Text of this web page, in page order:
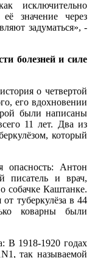
исключительно
значение через
задуматься», -
болезней и силе
о четвертой
его вдохновении
были написаны
11 лет. Два из
который
опасность: Антон
писатель и врач,
собачке Каштанке.
туберкулёза в 44
коварны были
В 1918-1920 годах
так называемой